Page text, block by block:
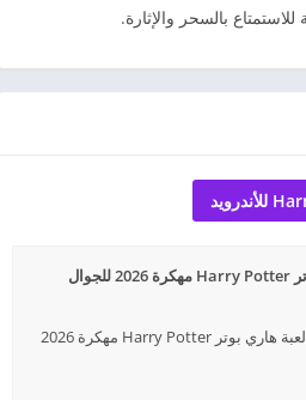
بالسحر والإثارة.
كيفية تثبيت تحميل لعبة هاري بوتر Harry Potter مهكرة 2026 للجوال
1. اضغط على ملف APK تحميل لعبة هاري بوتر Harry Potter مهكرة 2026